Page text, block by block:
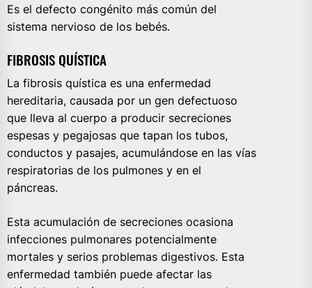
Es el defecto congénito más común del
sistema nervioso de los bebés.
FIBROSIS QUÍSTICA
La fibrosis quística es una enfermedad
hereditaria, causada por un gen defectuoso
que lleva al cuerpo a producir secreciones
espesas y pegajosas que tapan los tubos,
conductos y pasajes, acumulándose en las vías
respiratorias de los pulmones y en el
páncreas.
Esta acumulación de secreciones ocasiona
infecciones pulmonares potencialmente
mortales y serios problemas digestivos. Esta
enfermedad también puede afectar las